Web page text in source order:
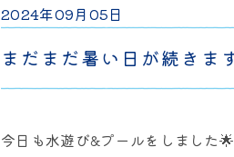
2024年09月05日
まだまだ暑い日が続きま
今日も水遊び&プールをしました🌟